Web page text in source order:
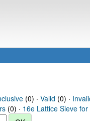
(0) · Valid (0) ·
(0) · 16e Lattice Sieve